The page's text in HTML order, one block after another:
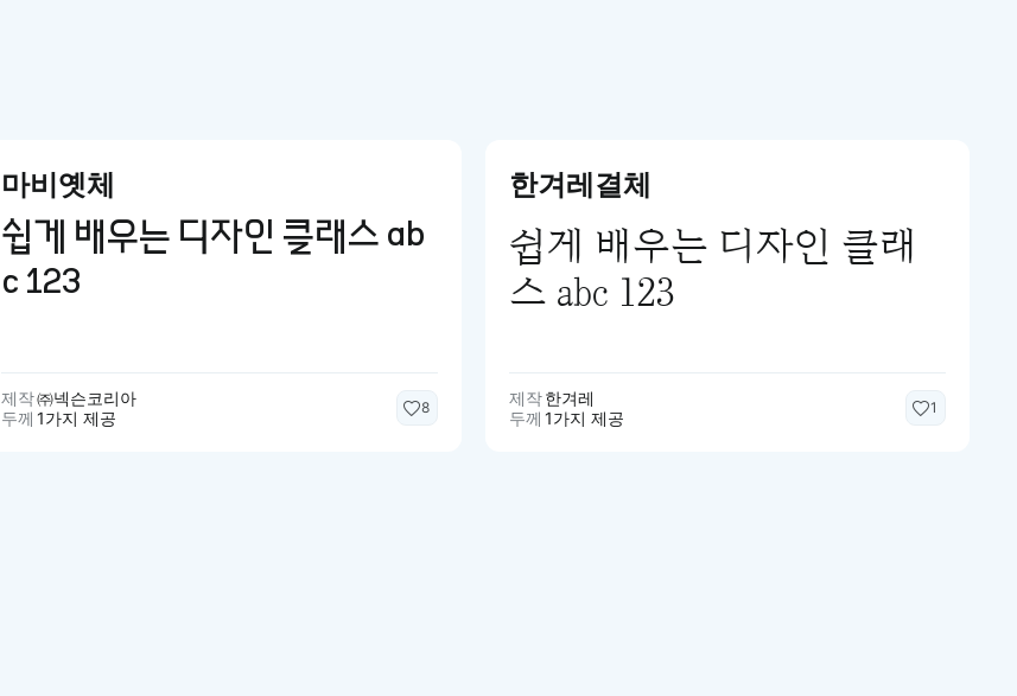
마비옛체
쉽게 배우는 디자인 클래스 ab
c 123
제작㈜넥슨코리아
두께 1가지 제공
8
한겨레결체
쉽게 배우는 디자인 클래
스 abc 123
제작한겨레
두께 1가지 제공
1